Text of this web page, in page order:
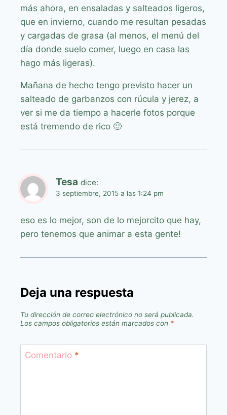
más ahora, en ensaladas y salteados ligeros,
que en invierno, cuando me resultan pesadas
y cargadas de grasa (al menos, el menú del
día donde suelo comer, luego en casa las
hago más ligeras).
Mañana de hecho tengo previsto hacer un
salteado de garbanzos con rúcula y jerez, a
ver si me da tiempo a hacerle fotos porque
está tremendo de rico 🙂
Tesa dice:
3 septiembre, 2015 a las 1:24 pm
eso es lo mejor, son de lo mejorcito que hay,
pero tenemos que animar a esta gente!
Deja una respuesta
Tu dirección de correo electrónico no será publicada.
Los campos obligatorios están marcados con *
Comentario *